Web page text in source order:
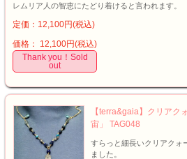
レムリア人の智恵にたどり着けると言われます。
定価：12,100円(税込)
価格： 12,100円(税込)
Thank you！Sold
out
【terra&gaia】クリアク
宙」 TAG048
すらっと細長いクリアクォ
ました。